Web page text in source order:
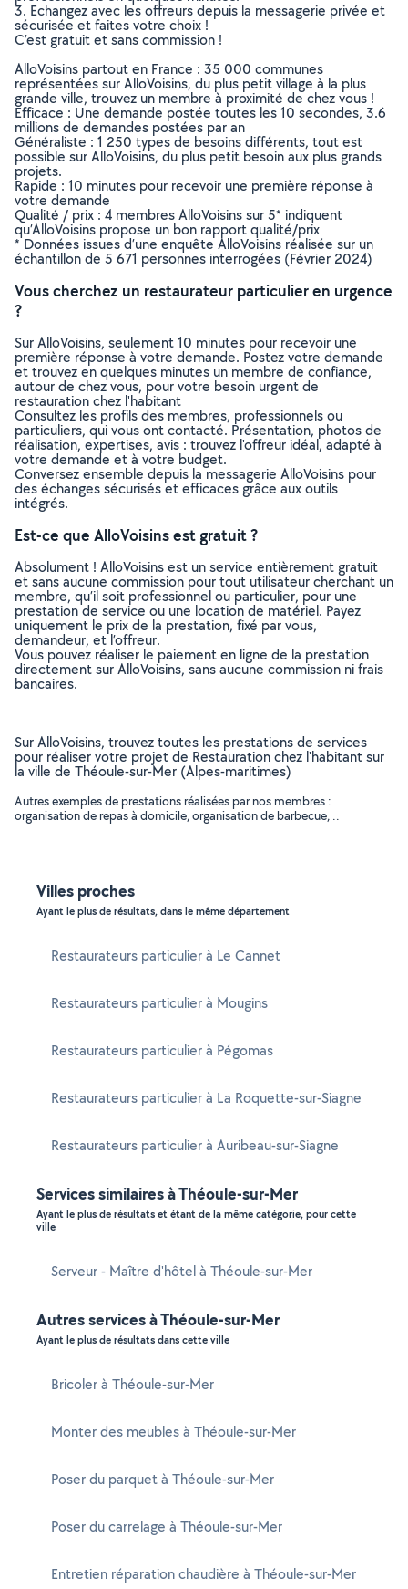
3. Echangez avec les offreurs depuis la messagerie privée et
sécurisée et faites votre choix !
C’est gratuit et sans commission !
AlloVoisins partout en France : 35 000 communes
représentées sur AlloVoisins, du plus petit village à la plus
grande ville, trouvez un membre à proximité de chez vous !
Efficace : Une demande postée toutes les 10 secondes, 3.6
millions de demandes postées par an
Généraliste : 1 250 types de besoins différents, tout est
possible sur AlloVoisins, du plus petit besoin aux plus grands
projets.
Rapide : 10 minutes pour recevoir une première réponse à
votre demande
Qualité / prix : 4 membres AlloVoisins sur 5* indiquent
qu’AlloVoisins propose un bon rapport qualité/prix
* Données issues d’une enquête AlloVoisins réalisée sur un
échantillon de 5 671 personnes interrogées (Février 2024)
Vous cherchez un restaurateur particulier en urgence
?
Sur AlloVoisins, seulement 10 minutes pour recevoir une
première réponse à votre demande. Postez votre demande
et trouvez en quelques minutes un membre de confiance,
autour de chez vous, pour votre besoin urgent de
restauration chez l'habitant
Consultez les profils des membres, professionnels ou
particuliers, qui vous ont contacté. Présentation, photos de
réalisation, expertises, avis : trouvez l'offreur idéal, adapté à
votre demande et à votre budget.
Conversez ensemble depuis la messagerie AlloVoisins pour
des échanges sécurisés et efficaces grâce aux outils
intégrés.
Est-ce que AlloVoisins est gratuit ?
Absolument ! AlloVoisins est un service entièrement gratuit
et sans aucune commission pour tout utilisateur cherchant un
membre, qu’il soit professionnel ou particulier, pour une
prestation de service ou une location de matériel. Payez
uniquement le prix de la prestation, fixé par vous,
demandeur, et l’offreur.
Vous pouvez réaliser le paiement en ligne de la prestation
directement sur AlloVoisins, sans aucune commission ni frais
bancaires.
Sur AlloVoisins, trouvez toutes les prestations de services
pour réaliser votre projet de Restauration chez l'habitant sur
la ville de Théoule-sur-Mer (Alpes-maritimes)
Autres exemples de prestations réalisées par nos membres :
organisation de repas à domicile, organisation de barbecue, ..
Villes proches
Ayant le plus de résultats, dans le même département
Restaurateurs particulier à Le Cannet
Restaurateurs particulier à Mougins
Restaurateurs particulier à Pégomas
Restaurateurs particulier à La Roquette-sur-Siagne
Restaurateurs particulier à Auribeau-sur-Siagne
Services similaires à Théoule-sur-Mer
Ayant le plus de résultats et étant de la même catégorie, pour cette
ville
Serveur - Maître d'hôtel à Théoule-sur-Mer
Autres services à Théoule-sur-Mer
Ayant le plus de résultats dans cette ville
Bricoler à Théoule-sur-Mer
Monter des meubles à Théoule-sur-Mer
Poser du parquet à Théoule-sur-Mer
Poser du carrelage à Théoule-sur-Mer
Entretien réparation chaudière à Théoule-sur-Mer